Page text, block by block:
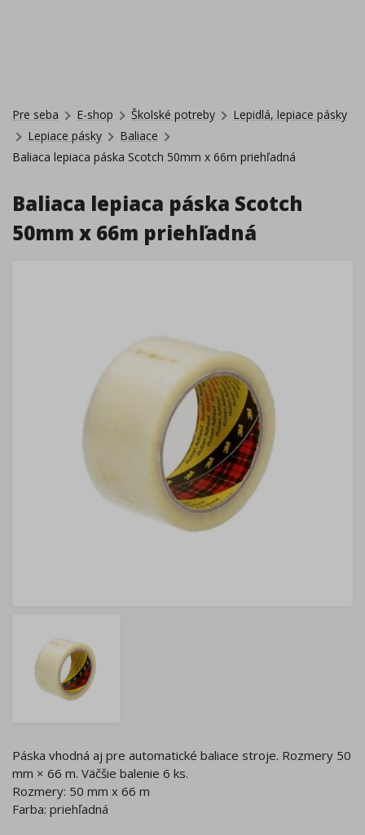
Pre seba E-shop Školské potreby
Lepidlá, lepiace pásky
Lepiace pásky
Baliace
Baliaca lepiaca páska Scotch 50mm x 66m priehľadná
Baliaca lepiaca páska Scotch
50mm x 66m priehľadná
Páska vhodná aj pre automatické baliace stroje. Rozmery 50
mm × 66 m. Väčšie balenie 6 ks.
Rozmery: 50 mm x 66 m
Farba: priehľadná